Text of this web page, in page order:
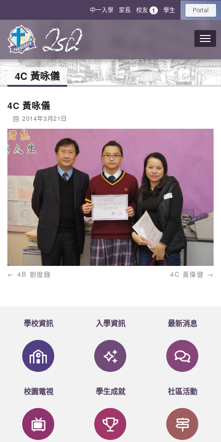
中一入學 家長 校友 1 學生 Portal
4C 黃咏儀
4C 黃咏儀
2014年3月21日
4B 劉俊鏹 4C 黃偉健
學校資訊 入學資訊 最新消息
校園電視 學生成就 社區活動